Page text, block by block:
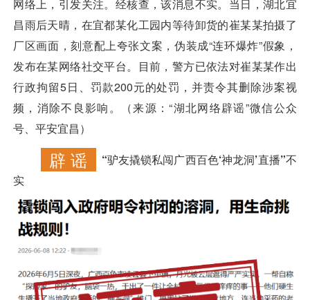
网络上，引发关注。经核查，该消息不实。当日，湖北宜
昌雨后天晴，在宜都某化工园内等待卸货的崔某某拍摄了
厂区画面，刻意配上夸张文案，伪装成“连环爆炸”假象，
发布在某网络社交平台。目前，警方已依法对崔某某作出
行政拘留5日、罚款200元的处罚，并责令其删除涉案视
频，消除不良影响。（来源：“湖北网络辟谣”微信公众
号、平安宜昌）
辟 谣
“驴友撬锁私闯广西百色‘神龙洞’直播”不
实